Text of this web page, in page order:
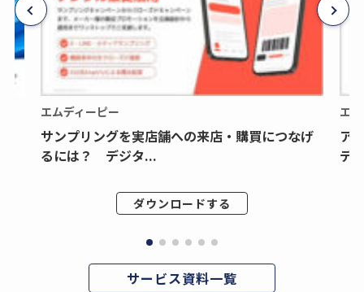
エムディーピー
サンプリングを実店舗への来店・購買につなげ
るには？ デジタ...
ダウンロードする
エ
ア
デ
サービス資料一覧